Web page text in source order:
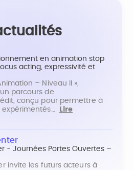
en animation stop
acting, expressivité et
– Niveau II »,
parcours de
conçu pour permettre à
Lire
- Journées Portes Ouvertes –
invite les futurs acteurs à